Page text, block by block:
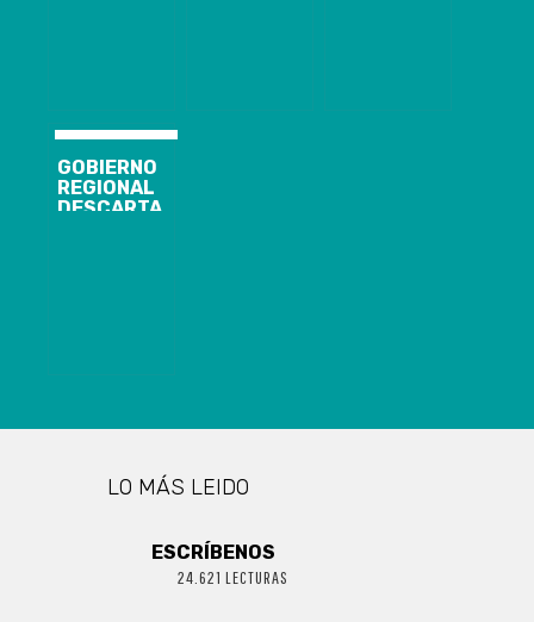
GOBIERNO
REGIONAL
DESCARTA
LO MÁS LEIDO
ESCRÍBENOS
24.621 LECTURAS